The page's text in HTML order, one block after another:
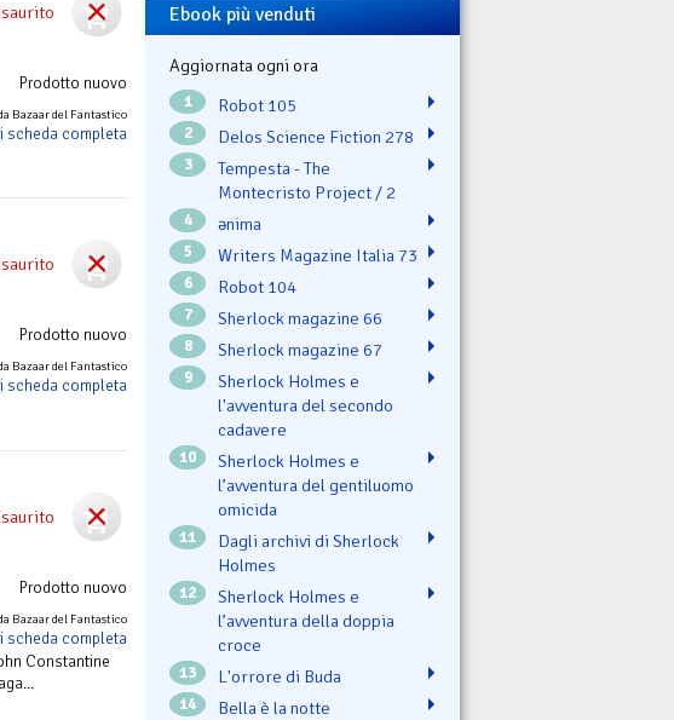
Prodotto nuovo
Bazaar del Fantastico
scheda completa
Prodotto nuovo
Bazaar del Fantastico
scheda completa
Prodotto nuovo
Bazaar del Fantastico
scheda completa
Constantine
Ebook più venduti
Aggiornata ogni ora
1 Robot 105
2 Delos Science Fiction 278
3
Tempesta - The
Montecristo Project / 2
4 ənima
5 Writers Magazine Italia 73
6 Robot 104
7 Sherlock magazine 66
8 Sherlock magazine 67
9
Sherlock Holmes e
l'avventura del secondo
cadavere
10
Sherlock Holmes e
l’avventura del gentiluomo
omicida
11
Dagli archivi di Sherlock
Holmes
12
Sherlock Holmes e
l’avventura della doppia
croce
13 L'orrore di Buda
14 Bella è la notte